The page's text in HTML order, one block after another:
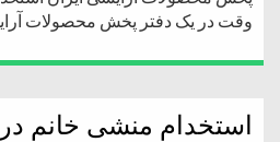
وقت در یک دفتر پخش محصولات
استخدام منشی خانم